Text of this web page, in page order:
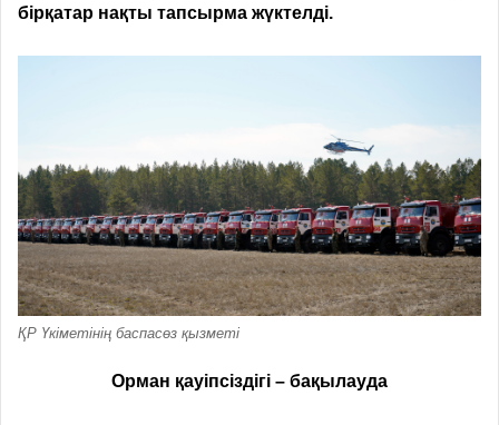
бірқатар нақты тапсырма жүктелді.
ҚР Үкіметінің баспасөз қызметі
Орман қауіпсіздігі – бақылауда